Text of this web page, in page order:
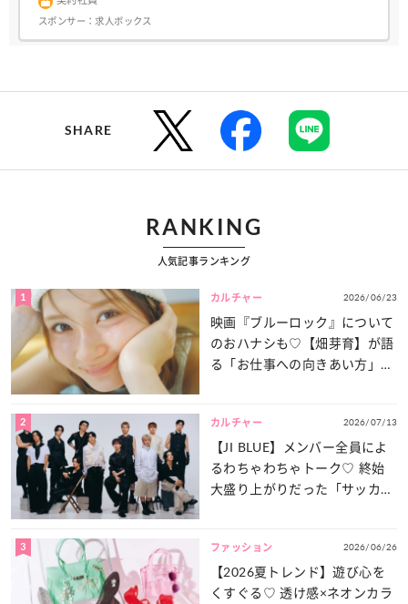
スポンサー：求人ボックス
SHARE
RANKING
人気記事ランキング
1 カルチャー 2026/06/23
映画『ブルーロック』について
のおハナシも♡【畑芽育】が語
る「お仕事への向きあい方」と
2 カルチャー 2026/07/13
【JI BLUE】メンバー全員によ
るわちゃわちゃトーク♡ 終始
大盛り上がりだった「サッカー
3 ファッション 2026/06/26
【2026夏トレンド】遊び心を
くすぐる♡ 透け感×ネオンカラ